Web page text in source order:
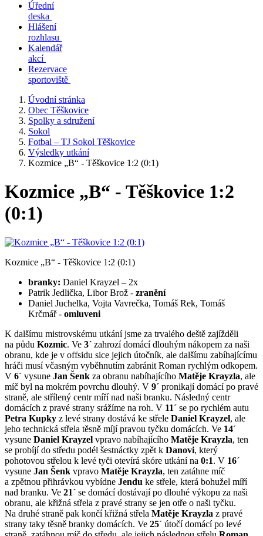
Úřední
deska
Hlášení
rozhlasu
Kalendář
akcí
Rezervace
sportoviště
Úvodní stránka
Obec Těškovice
Spolky a sdružení
Sokol
Fotbal – TJ Sokol Těškovice
Výsledky utkání
Kozmice „B“ - Těškovice 1:2 (0:1)
Kozmice „B“ - Těškovice 1:2
(0:1)
Kozmice „B“ - Těškovice 1:2 (0:1)
branky: Daniel Krayzel – 2x
Patrik Jedlička, Libor Brož - zranění
Daniel Juchelka, Vojta Vavrečka, Tomáš Rek, Tomáš
Krčmář - omluveni
K dalšímu mistrovskému utkání jsme za trvalého deště zajížděli
na půdu Kozmic. Ve 3´ zahrozí domácí dlouhým nákopem za naši
obranu, kde je v offsidu sice jejich útočník, ale dalšímu zabíhajícímu
hráči musí včasným vyběhnutím zabránit Roman rychlým odkopem.
V 6´ vysune Jan Šenk za obranu nabíhajícího Matěje Krayzla, ale
míč byl na mokrém povrchu dlouhý. V 9´ pronikají domácí po pravé
straně, ale střílený centr míří nad naši branku. Následný centr
domácích z pravé strany srážíme na roh. V 11´ se po rychlém autu
Petra Kupky z levé strany dostává ke střele Daniel Krayzel, ale
jeho technická střela těsně míjí pravou tyčku domácích. Ve 14´
vysune Daniel Krayzel vpravo nabíhajícího Matěje Krayzla, ten
se probíjí do středu podél šestnáctky zpět k Danovi, který
pohotovou střelou k levé tyči otevírá skóre utkání na 0:1. V 16´
vysune Jan Šenk vpravo Matěje Krayzla, ten zatáhne míč
a zpětnou přihrávkou vybídne Jendu ke střele, která bohužel míří
nad branku. Ve 21´ se domácí dostávají po dlouhé výkopu za naši
obranu, ale křižná střela z pravé strany se jen otře o naši tyčku.
Na druhé straně pak končí křižná střela Matěje Krayzla z pravé
strany taky těsně branky domácích. Ve 25´ útočí domácí po levé